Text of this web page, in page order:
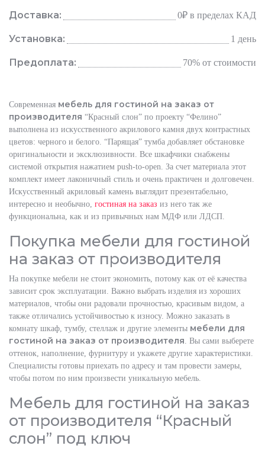
Доставка: 0₽ в пределах КАД
Установка: 1 день
Предоплата: 70% от стоимости
Современная мебель для гостиной на заказ от
производителя “Красный слон” по проекту “Фелино”
выполнена из искусственного акрилового камня двух контрастных
цветов: черного и белого. “Парящая” тумба добавляет обстановке
оригинальности и эксклюзивности. Все шкафчики снабжены
системой открытия нажатием push-to-open. За счет материала этот
комплект имеет лаконичный стиль и очень практичен и долговечен.
Искусственный акриловый камень выглядит презентабельно,
интересно и необычно, гостиная на заказ из него так же
функциональна, как и из привычных нам МДФ или ЛДСП.
Покупка мебели для гостиной
на заказ от производителя
На покупке мебели не стоит экономить, потому как от её качества
зависит срок эксплуатации. Важно выбрать изделия из хороших
материалов, чтобы они радовали прочностью, красивым видом, а
также отличались устойчивостью к износу. Можно заказать в
комнату шкаф, тумбу, стеллаж и другие элементы мебели для
гостиной на заказ от производителя. Вы сами выберете
оттенок, наполнение, фурнитуру и укажете другие характеристики.
Специалисты готовы приехать по адресу и там провести замеры,
чтобы потом по ним произвести уникальную мебель.
Мебель для гостиной на заказ
от производителя “Красный
слон” под ключ